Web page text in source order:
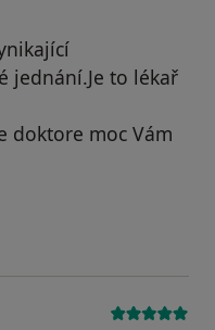
jednání.Je to lékař
doktore moc Vám
Váš účet byl odstraněn